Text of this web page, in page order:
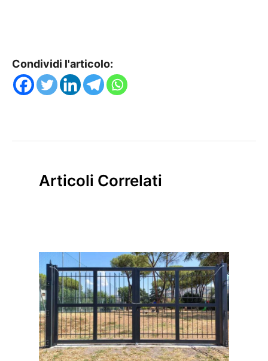
Condividi l'articolo:
Articoli Correlati